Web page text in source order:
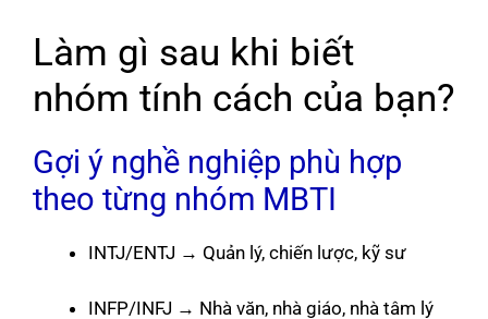
Làm gì sau khi biết
nhóm tính cách của bạn?
Gợi ý nghề nghiệp phù hợp
theo từng nhóm MBTI
INTJ/ENTJ → Quản lý, chiến lược, kỹ sư
INFP/INFJ → Nhà văn, nhà giáo, nhà tâm lý